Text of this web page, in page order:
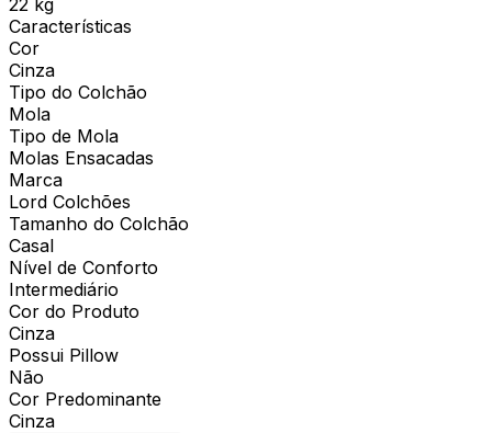
Características
Cor
Cinza
Tipo do Colchão
Mola
Tipo de Mola
Molas Ensacadas
Marca
Lord Colchões
Tamanho do Colchão
Casal
Nível de Conforto
Intermediário
Cor do Produto
Cinza
Possui Pillow
Não
Cor Predominante
Cinza